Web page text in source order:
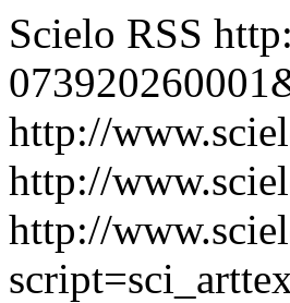
Scielo RSS
http://
http://
http://